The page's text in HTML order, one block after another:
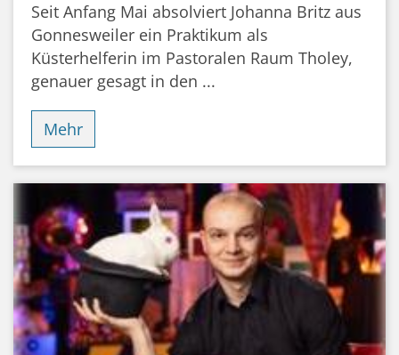
Seit Anfang Mai absolviert Johanna Britz aus
Gonnesweiler ein Praktikum als
Küsterhelferin im Pastoralen Raum Tholey,
genauer gesagt in den ...
Mehr